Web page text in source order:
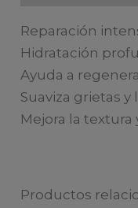
Reparación
Hidratación
Ayuda a
Suaviza grietas y
Mejora la textura
Productos